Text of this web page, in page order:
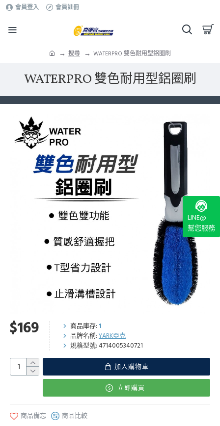
會員登入 會員註冊
搜尋 WATERPRO 雙色耐用型鋁圈刷
WATERPRO 雙色耐用型鋁圈刷
$169 商品庫存: 1
品牌名稱: YARK亞克
規格型號: 4714005340721
加入購物車
立即購買
商品備忘 商品比較
LINE@
幫您服務